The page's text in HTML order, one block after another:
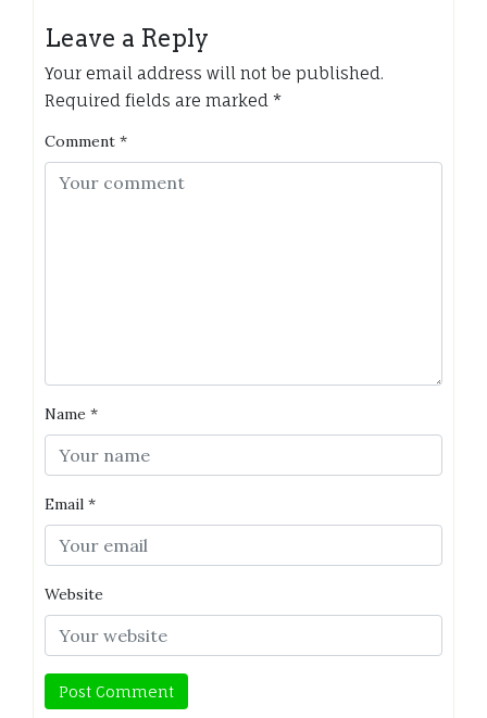
Leave a Reply
Your email address will not be published.
Required fields are marked *
Comment *
Name *
Email *
Website